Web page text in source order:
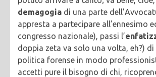
demagogia di una parte
appresta a partecipare all’ennesimo
congresso nazionale), passi l’
doppia zeta va solo una volta, eh?) di
politica forense in modo
accetti pure il bisogno di chi,